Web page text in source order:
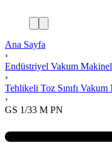
Ana Sayfa
›
Endüstriyel Vakum
›
Tehlikeli Toz Sınıfı
›
GS 1/33 M PN